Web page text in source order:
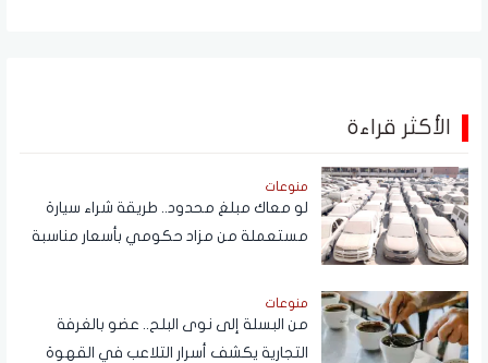
الأكثر قراءة
منوعات
لو معاك مبلغ محدود.. طريقة شراء سيارة
مستعملة من مزاد حكومي بأسعار مناسبة
منوعات
من البسلة إلى نوى البلح.. عضو بالغرفة
التجارية يكشف أسرار التلاعب في القهوة